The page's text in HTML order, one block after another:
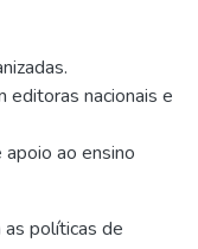
editoras nacionais e
ao ensino
políticas de